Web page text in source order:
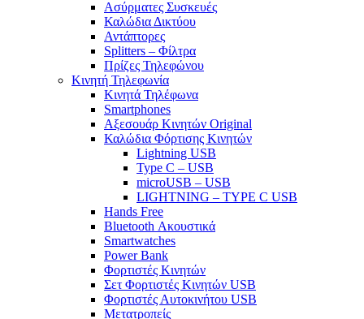
Ασύρματες Συσκευές
Καλώδια Δικτύου
Αντάπτορες
Splitters – Φίλτρα
Πρίζες Τηλεφώνου
Κινητή Τηλεφωνία
Κινητά Τηλέφωνα
Smartphones
Αξεσουάρ Κινητών Original
Καλώδια Φόρτισης Κινητών
Lightning USB
Type C – USB
microUSB – USB
LIGHTNING – TYPE C USB
Hands Free
Bluetooth Ακουστικά
Smartwatches
Power Bank
Φορτιστές Κινητών
Σετ Φορτιστές Κινητών USB
Φορτιστές Αυτοκινήτου USB
Μετατροπείς